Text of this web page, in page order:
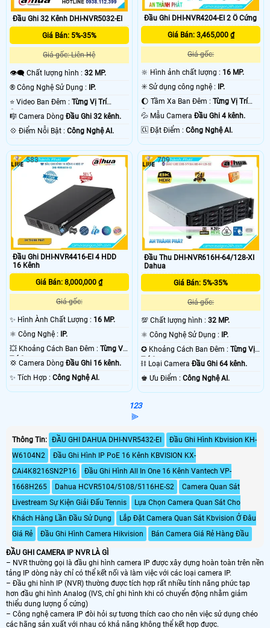
Đầu Ghi 32 Kênh DHI-NVR5032-EI
Giá Bán: 5%-35%
Giá gốc: Liên Hệ
👁️‍🗨 Chất lượng hình : 32 MP.
®️ Công Nghệ Sử Dụng :
IP.
⭐ Video Ban Đêm : Từng Vị Trí
Camera .
🎼️ Camera Dòng Đầu Ghi 32 kênh.
️💠 Điểm Nỗi Bật : Công Nghệ AI.
Đầu Ghi DHI-NVR4204-EI 2 Ổ Cứng
Giá Bán: 3,465,000 ₫
Giá gốc:
🔆 Hình ảnh chất lượng : 16 MP.
✳️ Sử dụng công nghệ : IP.
🌔 Tầm Xa Ban Đêm :Từng Vị Trí
Camera .
💦 Mẫu CameraĐầu Ghi 4 kênh.
️🆑 Đặt Điểm :Công Nghệ AI.
Đầu Ghi DHI-NVR4416-EI 4 HDD
16 Kênh
Giá Bán: 8,000,000 ₫
Giá gốc:
✨ Hình Ành Chất Lượng : 16 MP.
⚛️ Công Nghệ :
IP.
💥 Khoảng Cách Ban Đêm : Từng Vị
Trí Camera .
💢 Camera Dòng Đầu Ghi 16 kênh.
️✨ Tích Hợp : Công Nghệ AI.
583
Đầu Thu DHI-NVR616H-64/128-XI
Dahua
Giá Bán: 5%-35%
Giá gốc:
💯 Chất lượng hình :32 MP.
⚛️ Công Nghệ Sử Dụng : IP.
✪ Khoảng Cách Ban Đêm :Từng Vị
Trí Camera .
⛓ Loại CameraĐầu Ghi 64 kênh.
️♚ Ưu Điểm :Công Nghệ AI.
709
123
⫸
Thông Tin: ĐẦU GHI DAHUA DHI-NVR5432-EI
Đầu Ghi Hình Kbvision KH-
W6104N2
Đầu Ghi Hình IP PoE 16 Kênh KBVISION KX-
CAi4K8216SN2P16
Đầu Ghi Hình All In One 16 Kênh Vantech VP-
1668H265
Dahua HCVR5104/5108/5116HE-S2
Camera Quan Sát
Livestream Sự Kiện Giải Đấu Tennis
Lựa Chọn Camera Quan Sát Cho
Khách Hàng Lần Đầu Sử Dụng
Lắp Đặt Camera Quan Sát Kbvision Ở Đâu
Giá Rẻ
Đầu Ghi Hình Camera Hikvision Bán Camera Giá Rẻ Hàng Đầu
ĐẦU GHI CAMERA IP NVR LÀ GÌ
– NVR thường gọi là đầu ghi hình camera IP được xây dựng hoàn toàn trên nền
tảng IP dòng này chỉ có thể kết nối và làm việc với các loại camera IP.
– Đầu ghi hình IP (NVR) thường được tích hợp rất nhiều tính năng phức tạp
hơn đầu ghi hình Analog (IVS, chỉ ghi hình khi có chuyển động nhằm giảm
thiểu dung lượng ổ cứng)
– Công nghệ camera IP đòi hỏi sự tương thích cao cho nên việc sử dụng chéo
các hãng sản xuất với nhau có khả năng không thể kết hợp được.